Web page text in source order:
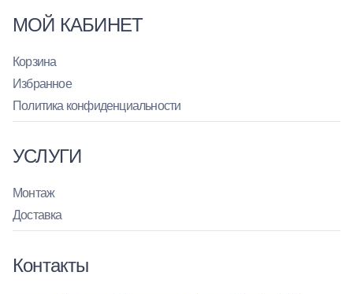
МОЙ КАБИНЕТ
Корзина
Избранное
Политика конфиденциальности
УСЛУГИ
Монтаж
Доставка
Контакты